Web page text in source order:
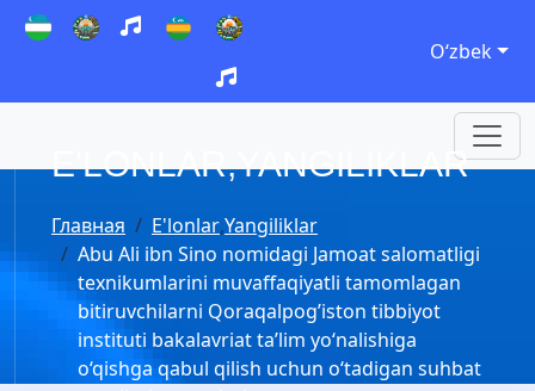
Oʻzbek
E'LONLAR,YANGILIKLAR
Главная E'lonlar,Yangiliklar
Abu Ali ibn Sino nomidagi Jamoat salomatligi
texnikumlarini muvaffaqiyatli tamomlagan
bitiruvchilarni Qoraqalpog’iston tibbiyot
instituti bakalavriat ta’lim yo‘nalishiga
o‘qishga qabul qilish uchun o‘tadigan suhbat